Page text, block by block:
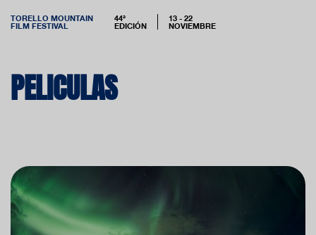
TORELLO MOUNTAIN
FILM FESTIVAL
44ª
EDICIÓN
13 - 22
NOVIEMBRE
PELICULAS